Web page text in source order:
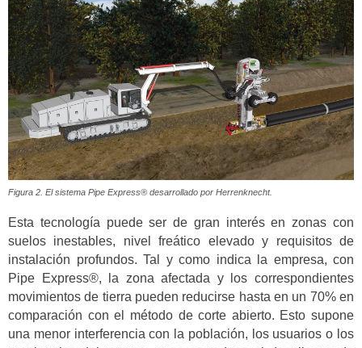
Figura 2. El sistema Pipe Express® desarrollado por Herrenknecht.
Esta tecnología puede ser de gran interés en zonas con
suelos inestables, nivel freático elevado y requisitos de
instalación profundos. Tal y como indica la empresa, con
Pipe Express®, la zona afectada y los correspondientes
movimientos de tierra pueden reducirse hasta en un 70% en
comparación con el método de corte abierto. Esto supone
una menor interferencia con la población, los usuarios o los